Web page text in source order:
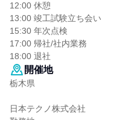
12:00 休憩
13:00 竣工試験立ち会い
15:30 年次点検
17:00 帰社/社内業務
18:00 退社
開催地
栃木県
日本テクノ株式会社